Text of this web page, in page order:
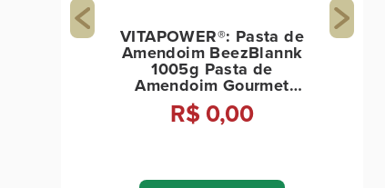
VITAPOWER®: Pasta de
Amendoim BeezBlannk
1005g Pasta de
Amendoim Gourmet
BeezBlank 1.005g -
Vitapower
R$ 0,00